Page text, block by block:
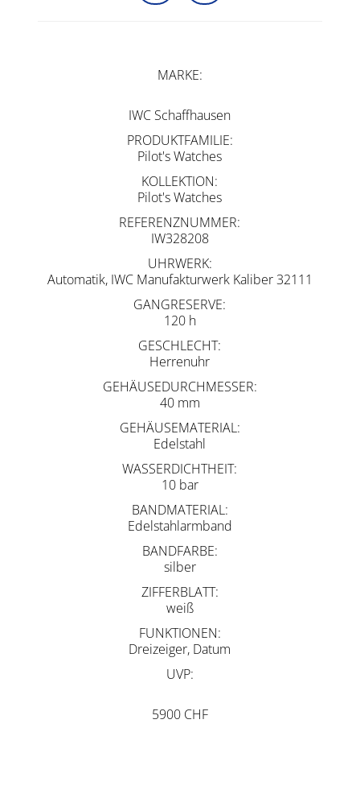
MARKE
IWC Schaffhausen
PRODUKTFAMILIE
Pilot's Watches
KOLLEKTION
Pilot's Watches
REFERENZNUMMER
IW328208
UHRWERK
Automatik, IWC Manufakturwerk Kaliber 32111
GANGRESERVE
120 h
GESCHLECHT
Herrenuhr
GEHÄUSEDURCHMESSER
40 mm
GEHÄUSEMATERIAL
Edelstahl
WASSERDICHTHEIT
10 bar
BANDMATERIAL
Edelstahlarmband
BANDFARBE
silber
ZIFFERBLATT
weiß
FUNKTIONEN
Dreizeiger, Datum
UVP
5900 CHF